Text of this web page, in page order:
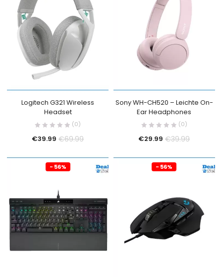
PRODUCT SIZE
L S XL
Logitech G321 Wireless
Headset
(0)
€39.99 €69.99
Sony WH-CH520 – Leichte On-
Ear Headphones
(0)
€29.99 €39.99
- 56% - 56%